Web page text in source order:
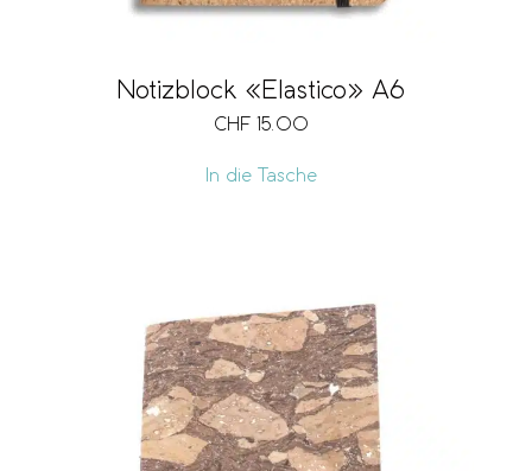
Notizblock «Elastico» A6
CHF 15.00
In die Tasche